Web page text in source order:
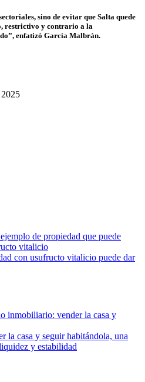
sino de evitar que Salta quede
restrictivo y contrario a la
enfatizó García Malbrán.
con usufructo vitalicio puede dar
inmobiliario: vender la casa y